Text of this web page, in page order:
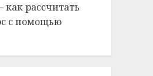
как рассчитать
с помощью